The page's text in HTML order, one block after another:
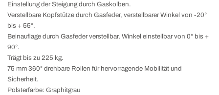
Einstellung der Steigung durch Gaskolben.
Verstellbare Kopfstütze durch Gasfeder, verstellbarer Winkel von -20°
bis + 55°.
Beinauflage durch Gasfeder verstellbar, Winkel einstellbar von 0° bis +
90°.
Trägt bis zu 225 kg.
75 mm 360° drehbare Rollen für hervorragende Mobilität und
Sicherheit.
Polsterfarbe: Graphitgrau